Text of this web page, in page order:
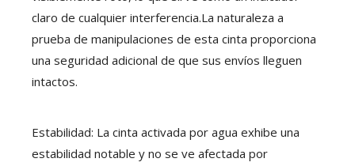
claro de cualquier interferencia.La naturaleza a
prueba de manipulaciones de esta cinta proporciona
una seguridad adicional de que sus envíos lleguen
intactos.
Estabilidad: La cinta activada por agua exhibe una
estabilidad notable y no se ve afectada por